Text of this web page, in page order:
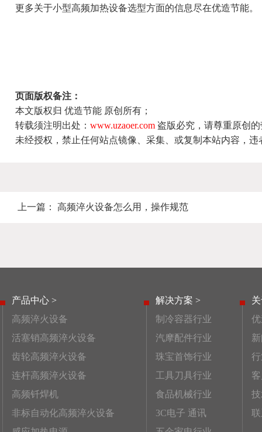
更多关于小型高频加热设备选型方面的信息尽在优造节能。
页面版权备注：
本文版权归 优造节能 原创所有；
转载须注明出处： www.uzaoer.com 盗版必究，请尊重原创
未经授权，禁止任何站点镜像、采集、或复制本站内容，
上一篇： 高频淬火设备怎么用，操作规范
产品中心 >
高频淬火设备
活塞销高频淬火设备
齿轮高频淬火设备
连杆高频淬火设备
高频钎焊机
非标自动化高频淬火设备
解决方案 >
制冷容器行业
汽摩配件行业
珠宝首饰行业
工具刀具行业
食品机械行业
3C电子 通讯